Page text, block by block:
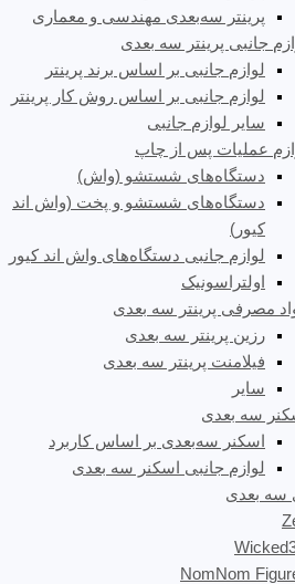
پرینتر سه‌بعدی مهندسی و معماری
جانبی پرینتر سه بعدی
لوازم جانبی بر اساس برند پرینتر
لوازم جانبی بر اساس روش کار پرینتر
سایر لوازم جانبی
عملیات پس از چاپ
دستگاه‌های شستشو (واش)
دستگاه‌های شستشو و پخت (واش اند
کیور)
لوازم جانبی دستگاه‌های واش اند کیور
اولتراسونیک
مصرفی پرینتر سه بعدی
رزین پرینتر سه بعدی
فیلامنت پرینتر سه بعدی
سایر
سه بعدی
اسکنر سه‌بعدی بر اساس کاربرد
لوازم جانبی اسکنر سه بعدی
سه بعدی
NomNom